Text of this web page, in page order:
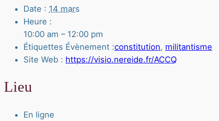
Date : 14 mars
Heure :
10:00 am – 12:00 pm
Étiquettes Évènement :constitution, militantisme
Site Web : https://visio.nereide.fr/ACCQ
Lieu
En ligne